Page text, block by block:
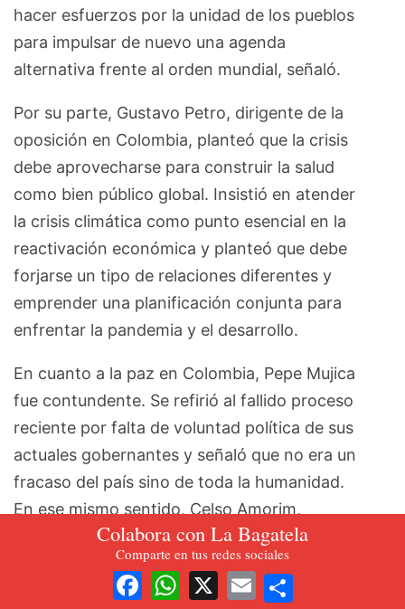
hacer esfuerzos por la unidad de los pueblos
para impulsar de nuevo una agenda
alternativa frente al orden mundial, señaló.
Por su parte, Gustavo Petro, dirigente de la
oposición en Colombia, planteó que la crisis
debe aprovecharse para construir la salud
como bien público global. Insistió en atender
la crisis climática como punto esencial en la
reactivación económica y planteó que debe
forjarse un tipo de relaciones diferentes y
emprender una planificación conjunta para
enfrentar la pandemia y el desarrollo.
En cuanto a la paz en Colombia, Pepe Mujica
fue contundente. Se refirió al fallido proceso
reciente por falta de voluntad política de sus
actuales gobernantes y señaló que no era un
fracaso del país sino de toda la humanidad.
En ese mismo sentido, Celso Amorim,
excanciller de Brasil, se pronunció sobre la
relación entre la paz de Colombia y la paz
regional y rechazó, como lo hicieron otros, la
Colabora con La Bagatela
Comparte en tus redes sociales
FacebookWhatsApp
X Email